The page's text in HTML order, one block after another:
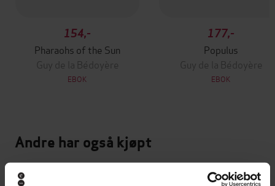
154,-
Pharaohs of the Sun
Guy de la Bédoyère
EBOK
177,-
Populus
Guy de la Bédoyère
EBOK
Andre har også kjøpt
Premium